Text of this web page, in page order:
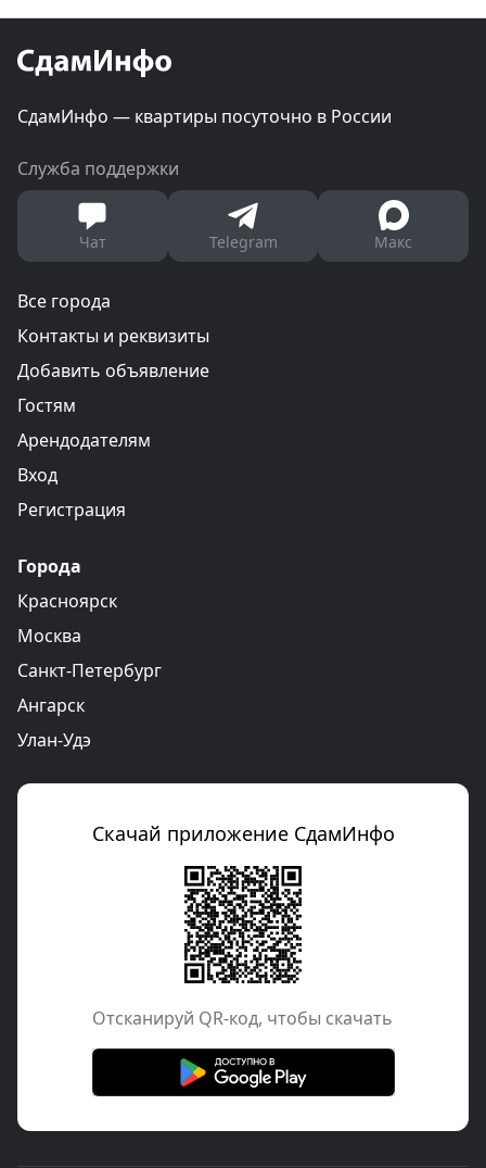
СдамИнфо — квартиры посуточно в России
Служба поддержки
Чат Telegram Макс
Все города
Контакты и реквизиты
Добавить объявление
Гостям
Арендодателям
Вход
Регистрация
Города
Красноярск
Москва
Санкт-Петербург
Ангарск
Улан-Удэ
Скачай приложение СдамИнфо
Отcканируй QR-код, чтобы скачать